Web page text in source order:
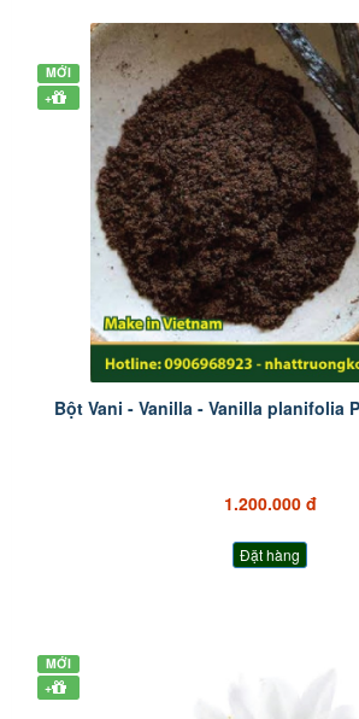
MỚI
+
Bột Vani - Vanilla - Vanilla planifolia
1.200.000 đ
Đặt hàng
MỚI
+